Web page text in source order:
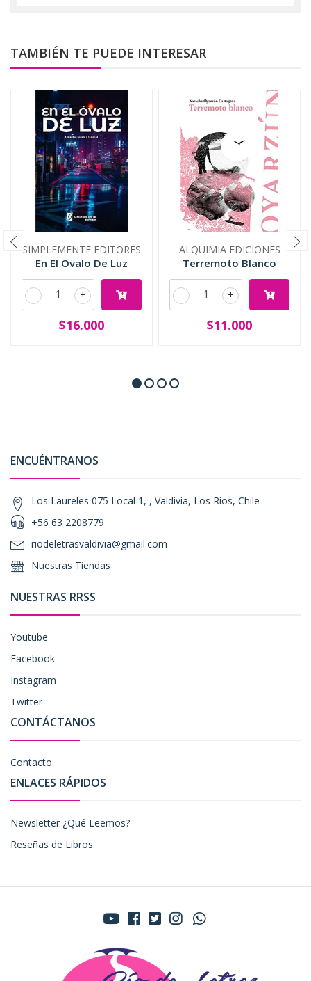
TAMBIÉN TE PUEDE INTERESAR
SIMPLEMENTE EDITORES
En El Ovalo De Luz
+
-
$16.000
ALQUIMIA EDICIONES
Terremoto Blanco
+
-
$11.000
ENCUÉNTRANOS
Los Laureles 075 Local 1, , Valdivia, Los Ríos, Chile
+56 63 2208779
riodeletrasvaldivia@gmail.com
Nuestras Tiendas
NUESTRAS RRSS
Youtube
Facebook
Instagram
Twitter
CONTÁCTANOS
Contacto
ENLACES RÁPIDOS
Newsletter ¿Qué Leemos?
Reseñas de Libros